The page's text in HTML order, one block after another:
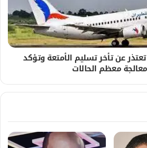
عن تأخر تسليم الأمتعة وتؤكد
معالجة معظم الحالات